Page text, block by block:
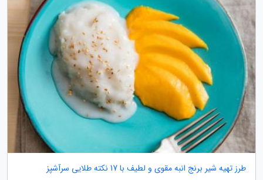
طرز تهیه شیر برنج انبه مقوی و لطیف با 17 نکته طلایی سرآشپز